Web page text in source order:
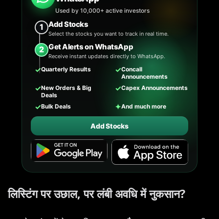
Used by 10,000+ active investors
1 Add Stocks
Select the stocks you want to track in real time.
2 Get Alerts on WhatsApp
Receive instant updates directly to WhatsApp.
✓Quarterly Results ✓Concall
Announcements
✓New Orders & Big
Deals
✓Capex Announcements
✓Bulk Deals ✦And much more
Add Stocks
लिस्टिंग पर उछाल, पर लंबी अवधि में नुकसान?